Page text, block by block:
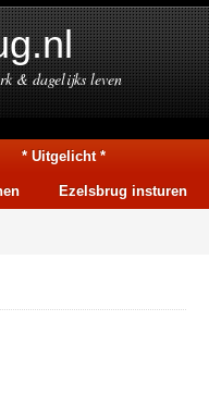
& dagelijks leven
* Uitgelicht *
Ezelsbrug insturen